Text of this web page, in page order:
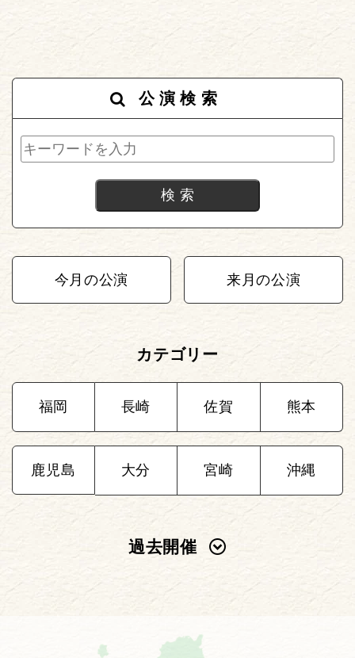
公演検索
今月の公演 来月の公演
カテゴリー
福岡 長崎 佐賀 熊本
鹿児島 大分 宮崎 沖縄
過去開催